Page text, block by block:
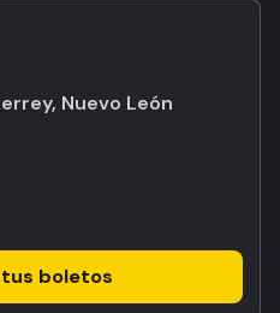
Nuevo León
boletos